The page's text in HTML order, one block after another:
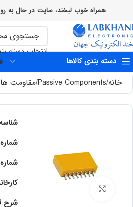
همراه خوب لبخند، سایت در حال به روز رسانی می باشد،
انتخاب دسته
دسته بندی کالاها
خانه Passive Componentsمقاومت ها Resistors
شرح